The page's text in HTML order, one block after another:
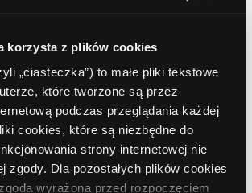
korzysta z plików cookies
„ciasteczka”) to małe pliki tekstowe
które tworzone są przez
podczas przeglądania każdej
cookies, które są niezbędne do
strony internetowej nie
zgody. Dla pozostałych plików cookies
wyrażona przed rozpoczęciem
Kredyty gotówkowe
Kredyty dla firm
Sesje elixir